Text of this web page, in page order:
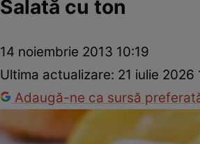
Salată cu ton
14 noiembrie 2013 10:19
Ultima actualizare: 21 iulie 2026
Adaugă-ne ca sursă